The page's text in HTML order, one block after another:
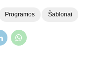
Programos Šablonai